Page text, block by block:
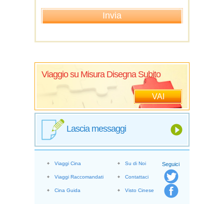
Viaggio su Misura Disegna Subito
VAI
Lascia messaggi
Seguici
Viaggi Cina
Viaggi Raccomandati
Cina Guida
Su di Noi
Contattaci
Visto Cinese